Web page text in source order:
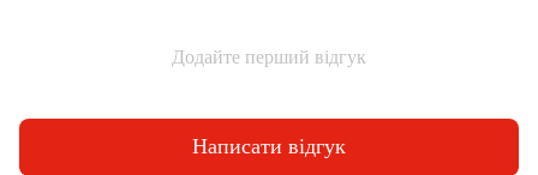
Додайте перший відгук
Написати відгук